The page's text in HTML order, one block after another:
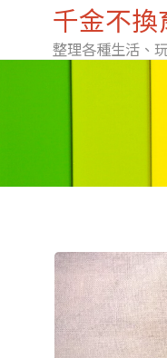
千金不換
整理各種生活、